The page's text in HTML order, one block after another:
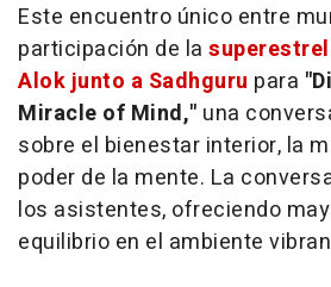
Este encuentro único entre
participación de la
Alok junto a Sadhguru para
Miracle of Mind," una
sobre el bienestar interior, la
poder de la mente. La
los asistentes, ofreciendo
equilibrio en el ambiente